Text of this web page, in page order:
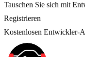
Tauschen Sie sich mit
Registrieren
Kostenlosen Entwickler-